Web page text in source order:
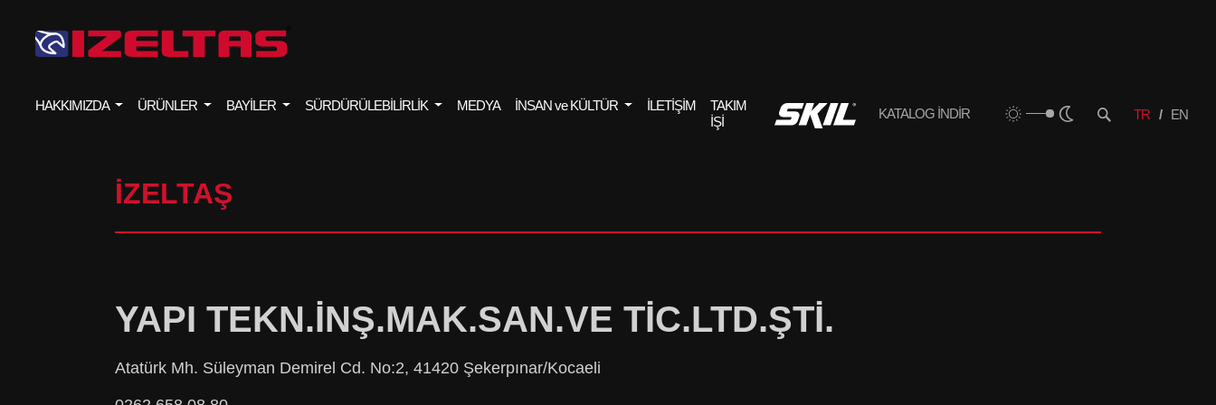
HAKKIMIZDA ÜRÜNLER BAYİLER SÜRDÜRÜLEBİLİRLİK MEDYA İNSAN ve KÜLTÜR İLETİŞİM
TAKIM
İŞİ
KATALOG İNDİR TR EN
İZELTAŞ
YAPI TEKN.İNŞ.MAK.SAN.VE TİC.LTD.ŞTİ.
Atatürk Mh. Süleyman Demirel Cd. No:2, 41420 Şekerpınar/Kocaeli